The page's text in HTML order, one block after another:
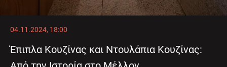
04.11.2024, 18:00
Έπιπλα Κουζίνας και Ντουλάπια Κουζίνας: